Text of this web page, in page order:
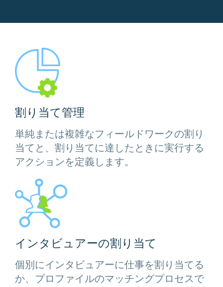
割り当て管理
単純または複雑なフィールドワークの割り
当てと、割り当てに達したときに実行する
アクションを定義します。
インタビュアーの割り当て
個別にインタビュアーに仕事を割り当てる
か、プロファイルのマッチングプロセスで